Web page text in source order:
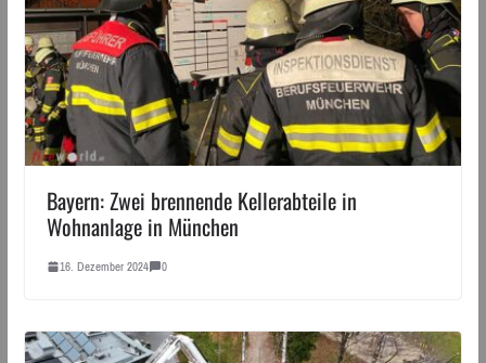
Bayern: Zwei brennende Kellerabteile in
Wohnanlage in München
16. Dezember 2024 0